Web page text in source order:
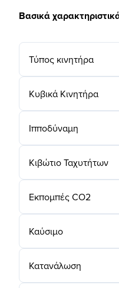
Βασικά
Τύπος κινητήρα
Κυβικά Κινητήρα
Ιπποδύναμη
Κιβώτιο Ταχυτήτων
Εκπομπές CO2
Καύσιμο
Κατανάλωση